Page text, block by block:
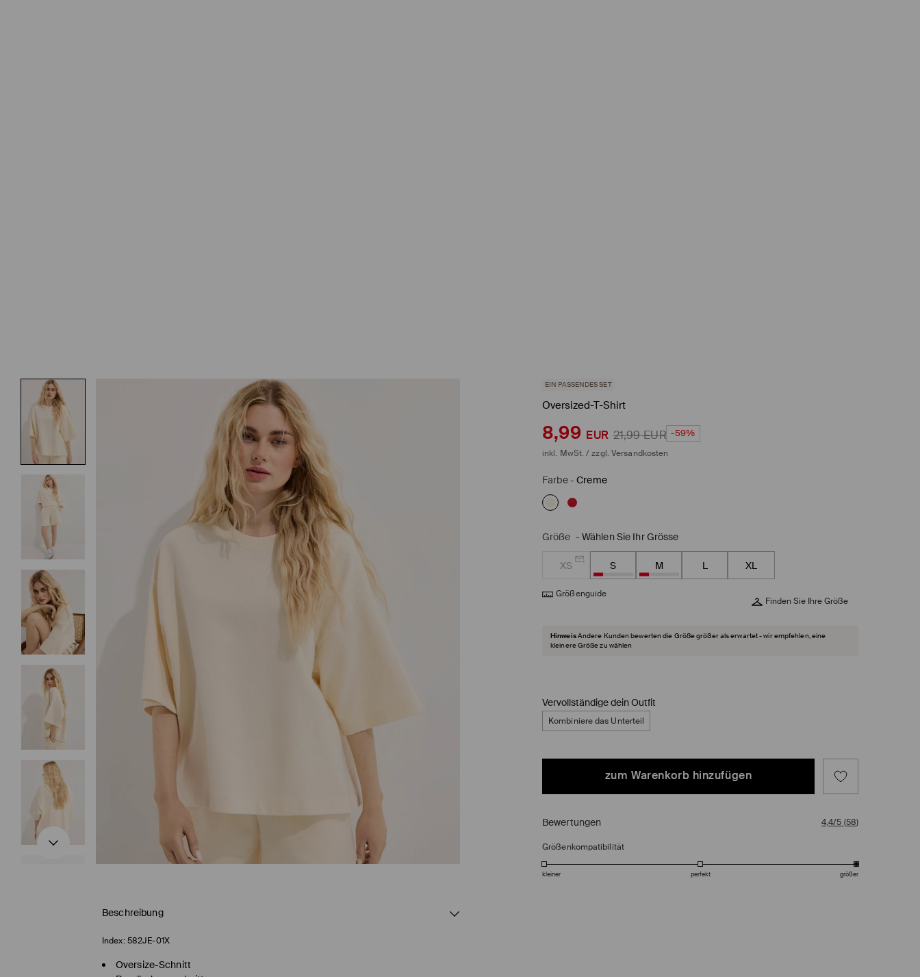
EIN PASSENDES SET
Oversized-T-Shirt
8,99 EUR 21,99EUR -59%
inkl. MwSt. / zzgl. Versandkosten
Farbe-Creme
Größe - Wählen Sie Ihr Grösse
XS S M L XL
Größenguide
Finden Sie Ihre Größe
HinweisAndere Kunden bewerten die Größe größer als erwartet - wir empfehlen, eine
kleinere Größe zu wählen
Vervollständige dein Outfit
Kombiniere das Unterteil
zum Warenkorb hinzufügen
Bewertungen 4,4/5 (58)
Größenkompatibilität
kleiner perfekt größer
Beschreibung
Index: 582JE-01X
Oversize-Schnitt